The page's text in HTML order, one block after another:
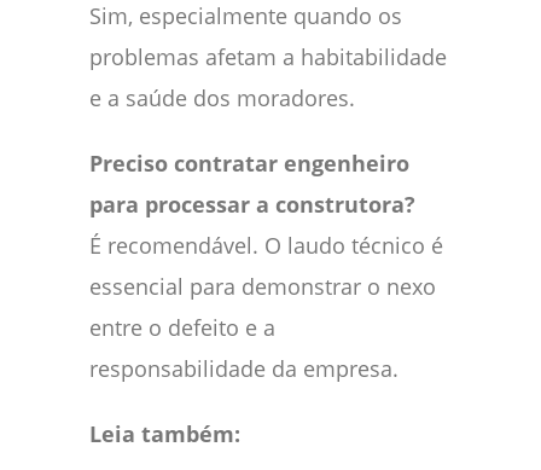
Sim, especialmente quando os
problemas afetam a habitabilidade
e a saúde dos moradores.
Preciso contratar engenheiro
para processar a construtora?
É recomendável. O laudo técnico é
essencial para demonstrar o nexo
entre o defeito e a
responsabilidade da empresa.
Leia também: